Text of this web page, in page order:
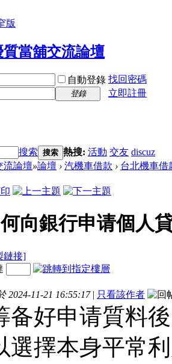
版
自動登錄 找回密碼
登錄
立即註冊
搜索 搜索 熱搜: 活動 交友 discuz
流論壇»論壇 › 汽機車借款 › 台北機車借
向銀行申请個人
鏈接]
2024-11-21 16:55:17 | 只看該作者
备好申请質料
選擇本身平常